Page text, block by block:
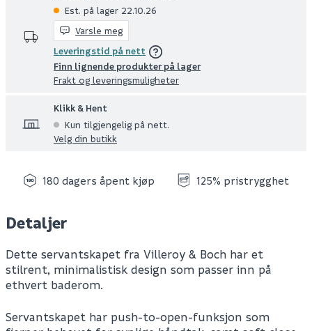
Est. på lager 22.10.26
Varsle meg
Leveringstid på nett
Finn lignende produkter på lager
Frakt og leveringsmuligheter
Klikk & Hent
Kun tilgjengelig på nett.
Velg din butikk
180 dagers åpent kjøp 125% pristrygghet
Detaljer
Dette servantskapet fra Villeroy & Boch har et
stilrent, minimalistisk design som passer inn på
ethvert baderom.
Servantskapet har push-to-open-funksjon som